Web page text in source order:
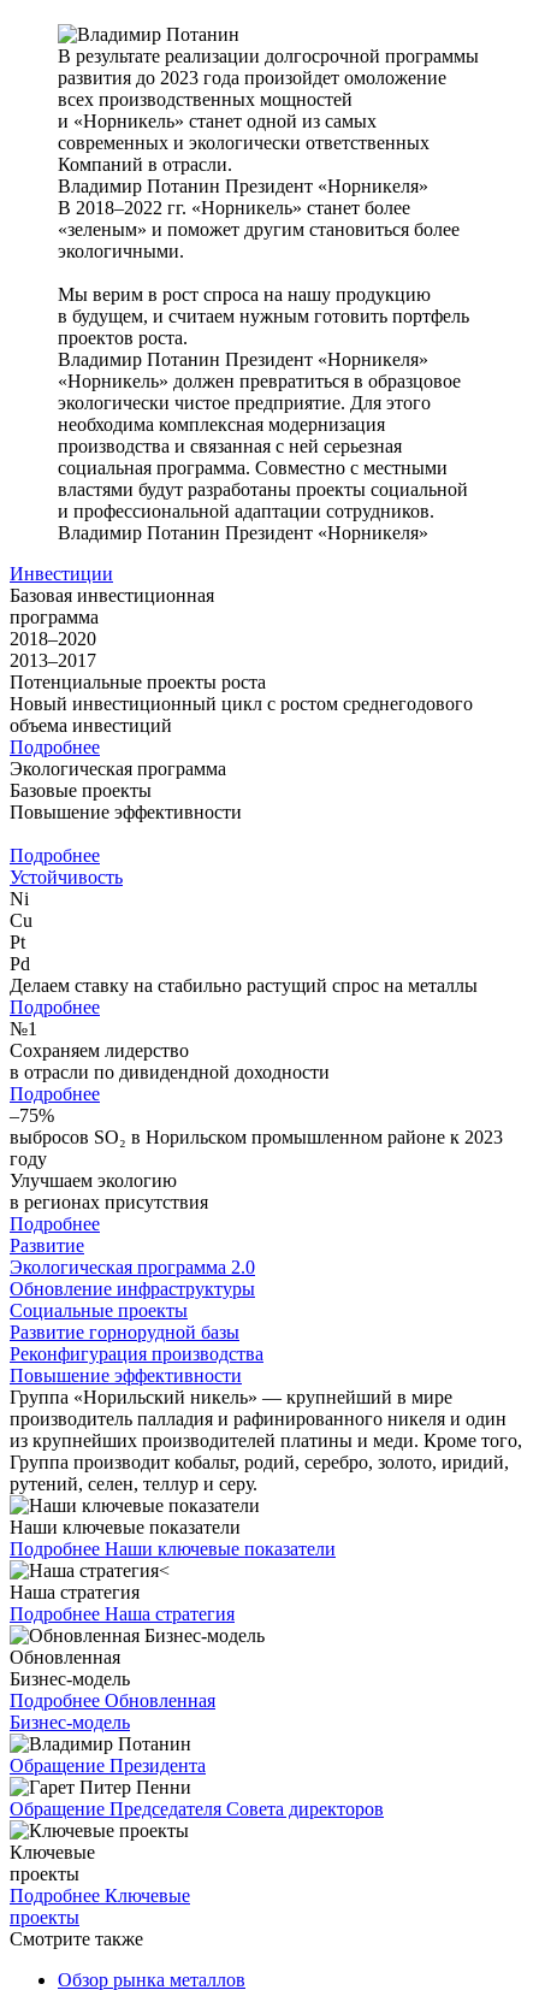
В результате реализации долгосрочной программы
развития до 2023 года произойдет омоложение
всех производственных мощностей
и «Норникель» станет одной из самых
современных и экологически ответственных
Компаний в отрасли.
Владимир Потанин Президент «Норникеля»
В 2018–2022 гг. «Норникель» станет более
«зеленым» и поможет другим становиться более
экологичными.
Мы верим в рост спроса на нашу продукцию
в будущем, и считаем нужным готовить портфель
проектов роста.
Владимир Потанин Президент «Норникеля»
«Норникель» должен превратиться в образцовое
экологически чистое предприятие. Для этого
необходима комплексная модернизация
производства и связанная с ней серьезная
социальная программа. Совместно с местными
властями будут разработаны проекты социальной
и профессиональной адаптации сотрудников.
Владимир Потанин Президент «Норникеля»
Инвестиции
Базовая инвестиционная
программа
2018–2020
2013–2017
Потенциальные проекты роста
Новый инвестиционный цикл с ростом среднегодового
объема инвестиций
Подробнее
Экологическая программа
Базовые проекты
Повышение эффективности
Подробнее
Устойчивость
Ni
Cu
Pt
Pd
Делаем ставку на стабильно растущий спрос на металлы
Подробнее
№1
Сохраняем лидерство
в отрасли по дивидендной доходности
Подробнее
–75%
выбросов SO₂ в Норильском промышленном районе к 2023
году
Улучшаем экологию
в регионах присутствия
Подробнее
Развитие
Экологическая программа 2.0
Обновление инфраструктуры
Социальные проекты
Развитие горнорудной базы
Реконфигурация производства
Повышение эффективности
Группа «Норильский никель» — крупнейший в мире
производитель палладия и рафинированного никеля и один
из крупнейших производителей платины и меди. Кроме того,
Группа производит кобальт, родий, серебро, золото, иридий,
рутений, селен, теллур и серу.
Наши ключевые показатели
Подробнее Наши ключевые показатели
Наша стратегия
Подробнее Наша стратегия
Обновленная
Бизнес-модель
Подробнее Обновленная
Бизнес-модель
Обращение Президента
Обращение Председателя Совета директоров
Ключевые
проекты
Подробнее Ключевые
проекты
Смотрите также
Обзор рынка металлов